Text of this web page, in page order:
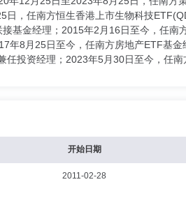
日，任南方恒生香港上市生物科技
基金经理；2015年2月16日至今，任
年8月25日至今，任南方房地产ETF基
投资经理；2023年5月30日至今，任
开始日期
2011-02-28